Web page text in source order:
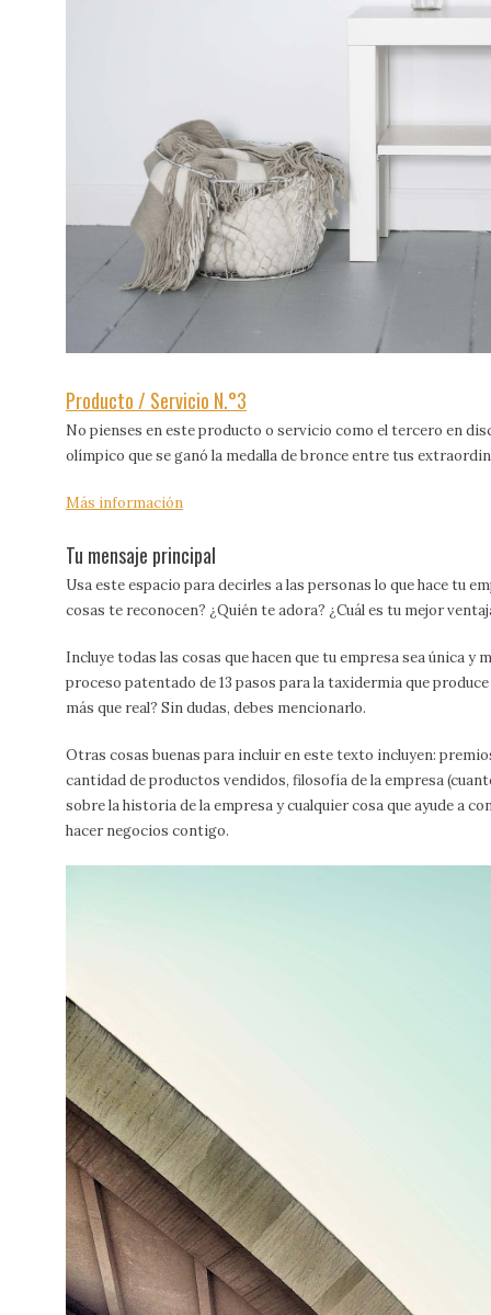
Producto / Servicio N.°3
No pienses en este producto o servicio como el tercero en
olímpico que se ganó la medalla de bronce entre tus
Más información
Tu mensaje principal
Usa este espacio para decirles a las personas lo que hace tu
cosas te reconocen? ¿Quién te adora? ¿Cuál es tu mejor
Incluye todas las cosas que hacen que tu empresa sea única y
proceso patentado de 13 pasos para la taxidermia que
más que real? Sin dudas, debes mencionarlo.
Otras cosas buenas para incluir en este texto incluyen:
cantidad de productos vendidos, filosofía de la empresa
sobre la historia de la empresa y cualquier cosa que ayude a
hacer negocios contigo.